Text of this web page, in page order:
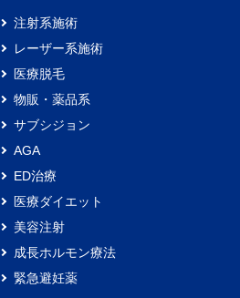
注射系施術
レーザー系施術
医療脱毛
物販・薬品系
サブシジョン
AGA
ED治療
医療ダイエット
美容注射
成長ホルモン療法
緊急避妊薬